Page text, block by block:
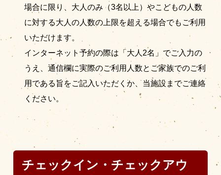
場合に限り、大人のみ（3名以上）やこどもの人数
に対する大人の人数の上限を超える場合でもご利用
いただけます。
インターネット予約の際は「大人2名」でご入力の
うえ、通信欄に実際のご利用人数とご家族でのご利
用である旨をご記入いただくか、当施設までご連絡
ください。
チェックイン・チェックアウ